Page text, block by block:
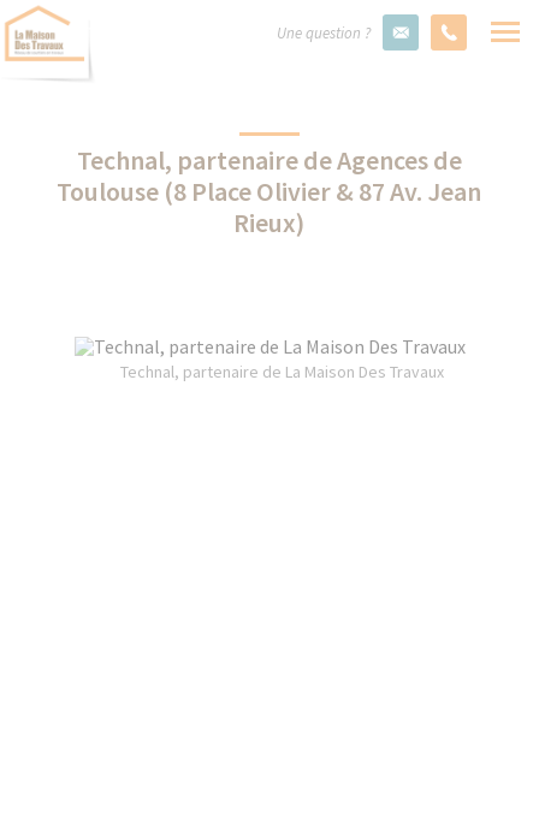
Une question ?
Technal, partenaire de Agences de
Toulouse (8 Place Olivier & 87 Av. Jean
Rieux)
Technal, partenaire de La Maison Des Travaux